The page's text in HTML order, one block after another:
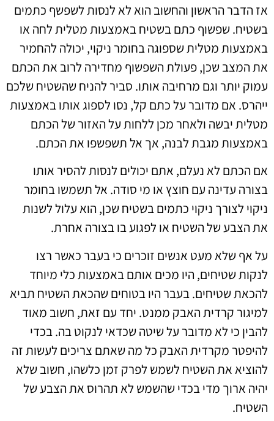
אז הדבר הראשון והחשוב הוא לא לנסות לשפשף כתמים
בשטיח. שפשוף כתם בשטיח באמצעות מטלית לחה או
באמצעות מטלית שספוגה בחומר ניקוי, יכולה להחמיר
את המצב שכן, פעולת השפשוף מחדירה לרוב את הכתם
עמוק יותר וגם מרחיבה אותו. סביר להניח שהשטיח שלכם
ייהרס. אם מדובר על כתם קל, נסו לספוג אותו באמצעות
מטלית יבשה ולאחר מכן ללחות על האזור של הכתם
באמצעות מגבת לבנה, אך אל תשפשפו את הכתם.
אם הכתם לא נעלם, אתם יכולים לנסות להסיר אותו
בצורה עדינה עם חוצץ או מי סודה. אל תשמשו בחומר
ניקוי לצורך ניקוי כתמים בשטיח שכן, הוא עלול לשנות
את הצבע של השטיח או לפגוע בו בצורה אחרת.
על אף שלא מעט אנשים זוכרים כי בעבר כאשר רצו
לנקות שטיחים, היו מכים אותם באמצעות כלי מיוחד
להכאת שטיחים. בעבר היו בטוחים שהכאת השטיח תביא
למיגור קרדית האבק ממנט. יחד עם זאת, חשוב מאוד
להבין כי לא מדובר על שיטה שכדאי לנקוט בה. בכדי
להיפטר מקרדית האבק כל מה שאתם צריכים לעשות זה
להוציא את השטיח לשמש לפרק זמן כלשהו, חשוב שלא
יהיה ארוך מדי בכדי שהשמש לא תהרוס את הצבע של
השטיח.